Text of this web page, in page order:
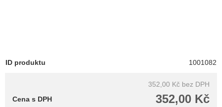
ID produktu 1001082
352,00 Kč bez DPH
352,00 Kč
Cena s DPH